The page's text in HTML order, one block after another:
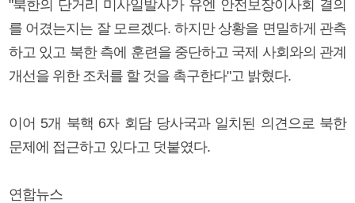
"북한의 단거리 미사일발사가 유엔 안전보장이사회 결의
를 어겼는지는 잘 모르겠다. 하지만 상황을 면밀하게 관측
하고 있고 북한 측에 훈련을 중단하고 국제 사회와의 관계
개선을 위한 조처를 할 것을 촉구한다"고 밝혔다.
이어 5개 북핵 6자 회담 당사국과 일치된 의견으로 북한
문제에 접근하고 있다고 덧붙였다.
연합뉴스